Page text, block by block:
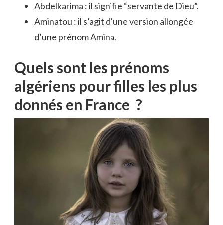
Abdelkarima : il signifie “servante de Dieu”.
Aminatou : il s’agit d’une version allongée
d’une prénom Amina.
Quels sont les prénoms
algériens pour filles les plus
donnés en France ?